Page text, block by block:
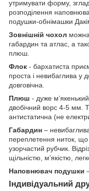
утримувати форму,
розподілення
подушки-обнімашки
Зовнішній чохол можна
габардин та атлас, а
плюш.
Флок - бархатиста
проста і невибаглива у
довговічна.
Плюш - дуже
двобічний ворс 4-5 мм.
антистатична (не
Габардин –
переплетення ниток,
узорчастий рубчик.
щільністю, мʼякістю,
Наповнювач подушки
Індивідуальний